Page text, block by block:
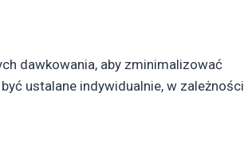
dawkowania, aby zminimalizować
ustalane indywidualnie, w zależności